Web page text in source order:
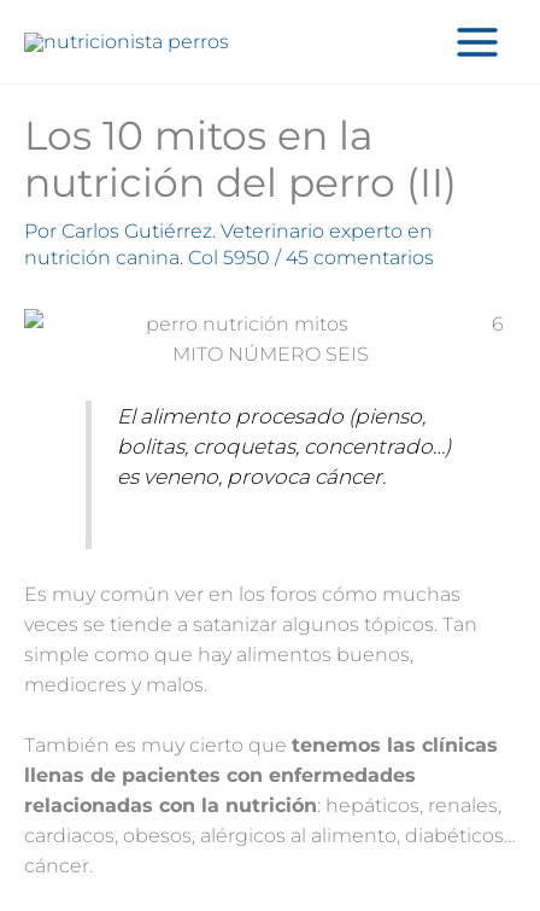
Los 10 mitos en la
nutrición del perro (II)
Por Carlos Gutiérrez. Veterinario experto en
nutrición canina. Col 5950 / 45 comentarios
6
MITO NÚMERO SEIS
El alimento procesado (pienso,
bolitas, croquetas, concentrado…)
es veneno, provoca cáncer.
Es muy común ver en los foros cómo muchas
veces se tiende a satanizar algunos tópicos. Tan
simple como que hay alimentos buenos,
mediocres y malos.
También es muy cierto que tenemos las clínicas
llenas de pacientes con enfermedades
relacionadas con la nutrición: hepáticos, renales,
cardiacos, obesos, alérgicos al alimento, diabéticos…
cáncer.